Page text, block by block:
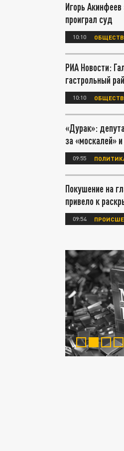
Игорь
проиграл суд
10:10
РИА Новости:
гастрольный
10:10
«Дурак»:
за «москалей»
09:55
Покушение на
привело к
09:54